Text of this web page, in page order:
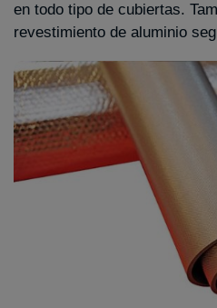
en todo tipo de cubiertas.
revestimiento de aluminio